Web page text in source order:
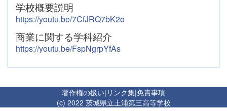
学校概要説明
https://youtu.be/7CfJRQ7bK2o
商業に関する学科紹介
https://youtu.be/FspNgrpYfAs
著作権の扱い| リンク集|免責事項
(c) 2022 茨城県立土浦第三高等学校